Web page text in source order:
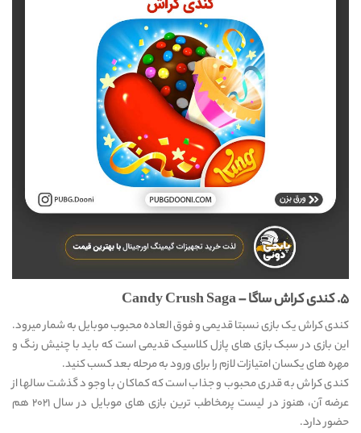
۵. کندی کراش ساگا – Candy Crush Saga
کندی کراش یک بازی نسبتا قدیمی و فوق العاده محبوب موبایل به شمار میرود.
این بازی در سبک بازی های پازل کلاسیک قدیمی است که باید با چنیش رنگ و
مهره های یکسان امتیازات لازم را برای ورود به مرحله بعد کسب کنید.
کندی کراش به قدری محبوب و جذاب است که کماکان با وجود گذشت سالها از
عرضه آن، هنوز در لیست پرمخاطب ترین بازی های موبایل در سال ۲۰۲۱ هم
حضور دارد.